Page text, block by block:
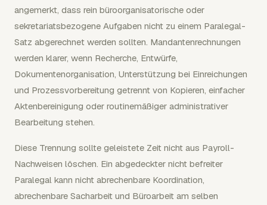
angemerkt, dass rein büroorganisatorische oder
sekretariatsbezogene Aufgaben nicht zu einem Paralegal-
Satz abgerechnet werden sollten. Mandantenrechnungen
werden klarer, wenn Recherche, Entwürfe,
Dokumentenorganisation, Unterstützung bei Einreichungen
und Prozessvorbereitung getrennt von Kopieren, einfacher
Aktenbereinigung oder routinemäßiger administrativer
Bearbeitung stehen.
Diese Trennung sollte geleistete Zeit nicht aus Payroll-
Nachweisen löschen. Ein abgedeckter nicht befreiter
Paralegal kann nicht abrechenbare Koordination,
abrechenbare Sacharbeit und Büroarbeit am selben